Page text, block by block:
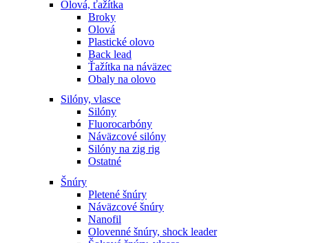
Olová, ťažítka
Broky
Olová
Plastické olovo
Back lead
Ťažítka na náväzec
Obaly na olovo
Silóny, vlasce
Silóny
Fluorocarbóny
Náväzcové silóny
Silóny na zig rig
Ostatné
Šnúry
Pletené šnúry
Náväzcové šnúry
Nanofil
Olovenné šnúry, shock leader